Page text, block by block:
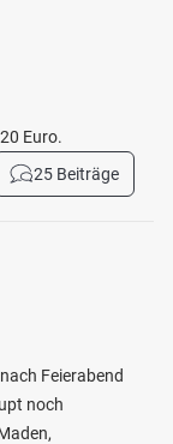
Euro.
25 Beiträge
Feierabend
noch